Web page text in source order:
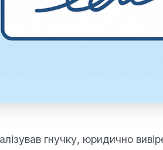
гнучку, юридично